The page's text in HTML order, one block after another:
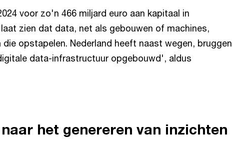
voor zo'n 466 miljard euro aan kapitaal in
zien dat data, net als gebouwen of machines,
opstapelen. Nederland heeft naast wegen, bruggen
data-infrastructuur opgebouwd', aldus
het genereren van inzichten